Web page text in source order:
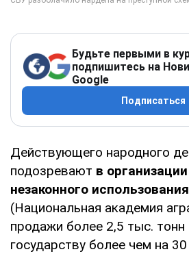
Будьте первыми в
подпишитесь на
Google
Подписаться
Действующего народного
подозревают в организации
незаконного
(Национальная академия
продажи более 2,5 тыс.
государству более чем на